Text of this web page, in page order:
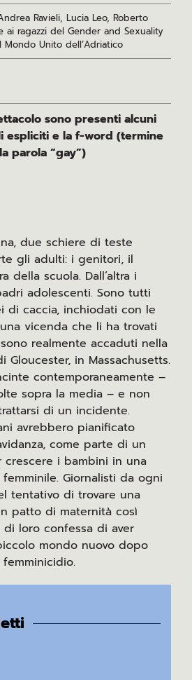
Ravieli, Lucia Leo, Roberto
ai ragazzi del Gender and Sexuality
Unito dell’Adriatico
sono presenti alcuni
espliciti e la f-word (termine
parola “gay”)
due schiere di teste
gli adulti: i genitori, il
della scuola. Dall’altra i
adolescenti. Sono tutti
di caccia, inchiodati con le
vicenda che li ha trovati
realmente accaduti nella
Gloucester, in Massachusetts.
contemporaneamente –
sopra la media – e non
di un incidente.
avrebbero pianificato
come parte di un
i bambini in una
Giornalisti da ogni
tentativo di trovare una
patto di maternità così
di loro confessa di aver
mondo nuovo dopo